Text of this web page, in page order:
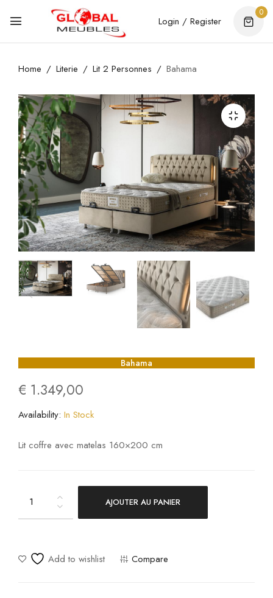
Login / Register
0
Home Literie Lit 2 Personnes Bahama
Bahama
€ 1.349,00
Availability: In Stock
Lit coffre avec matelas 160×200 cm
Bahama
quantity
AJOUTER AU PANIER
Add to wishlist Compare